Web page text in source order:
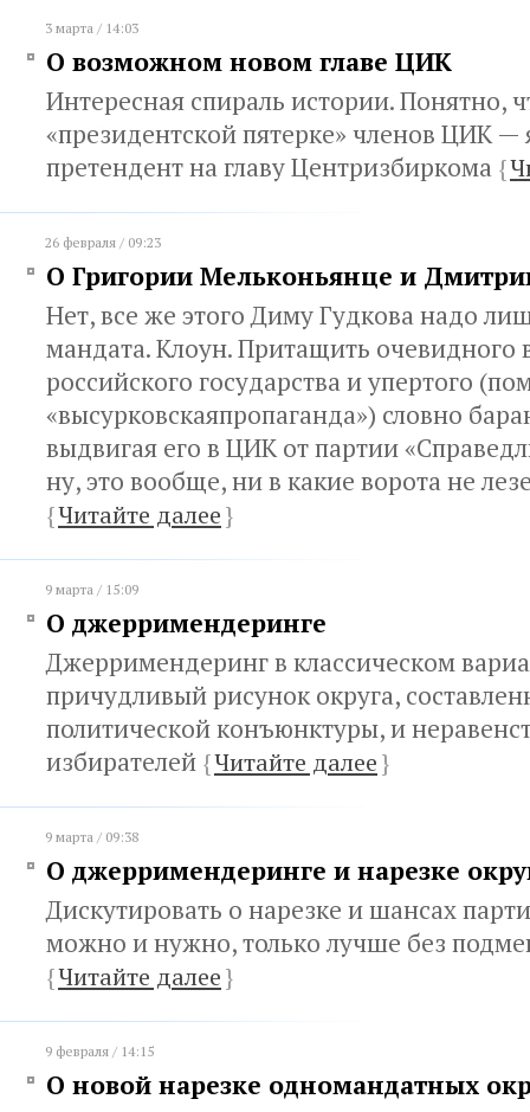
3 марта / 14:03
О возможном новом главе ЦИК
Интересная спираль истории. Понятно,
«президентской пятерке» членов ЦИК
претендент на главу Центризбиркома {
26 февраля / 09:23
О Григории Мельконьянце и
Нет, все же этого Диму Гудкова надо
мандата. Клоун. Притащить очевидного
российского государства и упертого
«высурковскаяпропаганда») словно
выдвигая его в ЦИК от партии
ну, это вообще, ни в какие ворота не
{Читайте далее}
9 марта / 15:09
О джерримендеринге
Джерримендеринг в классическом
причудливый рисунок округа,
политической конъюнктуры, и
избирателей {Читайте далее}
9 марта / 09:38
О джерримендеринге и нарезке
Дискутировать о нарезке и шансах
можно и нужно, только лучше без
{Читайте далее}
9 февраля / 14:15
О новой нарезке одномандатных